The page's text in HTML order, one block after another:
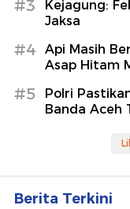
#3
Kejagung:
Jaksa
#4
Api Masih
Asap Hitam
#5
Polri
Banda Aceh
Berita Terkini